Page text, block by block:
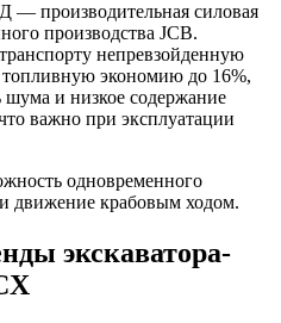
— производительная силовая
производства JCB.
непревзойденную
экономию до 16%,
и низкое содержание
важно при эксплуатации
одновременного
движение крабовым ходом.
экскаватора-